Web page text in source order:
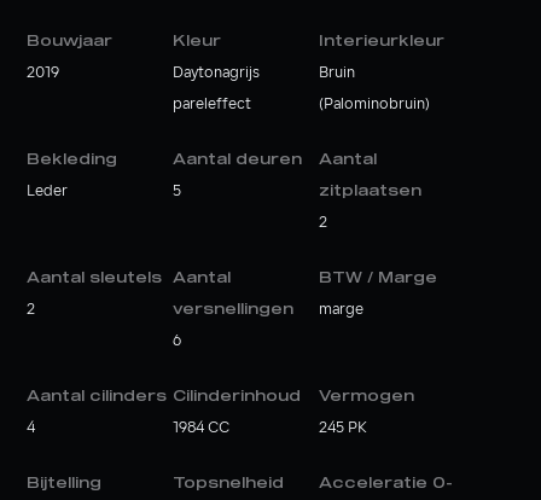
Bouwjaar
2019
Kleur
Daytonagrijs
pareleffect
Interieurkleur
Bruin
(Palominobruin)
Bekleding
Leder
Aantal deuren
5
Aantal
zitplaatsen
2
Aantal sleutels
2
Aantal
versnellingen
6
BTW / Marge
marge
Aantal cilinders
4
Cilinderinhoud
1984 CC
Vermogen
245 PK
Bijtelling Topsnelheid Acceleratie 0-